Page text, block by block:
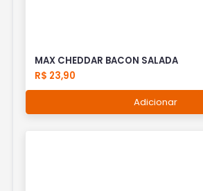
MAX CHEDDAR BACON SALADA
R$ 23,90
Adicionar